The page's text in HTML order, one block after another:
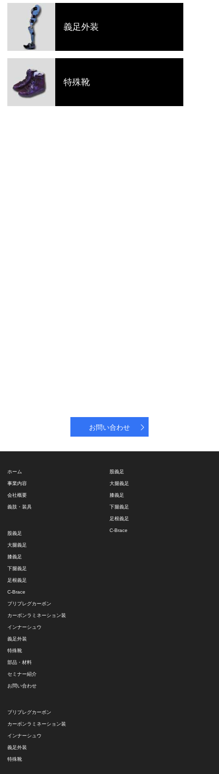
義足外装
特殊靴
お問い合わせ
ホーム
事業内容
会社概要
義肢・装具
股義足
大腿義足
膝義足
下腿義足
足根義足
C-Brace
プリプレグカーボン
カーボンラミネーション装
インナーシュウ
義足外装
特殊靴
部品・材料
セミナー紹介
お問い合わせ
股義足
大腿義足
膝義足
下腿義足
足根義足
C-Brace
プリプレグカーボン
カーボンラミネーション装
インナーシュウ
義足外装
特殊靴